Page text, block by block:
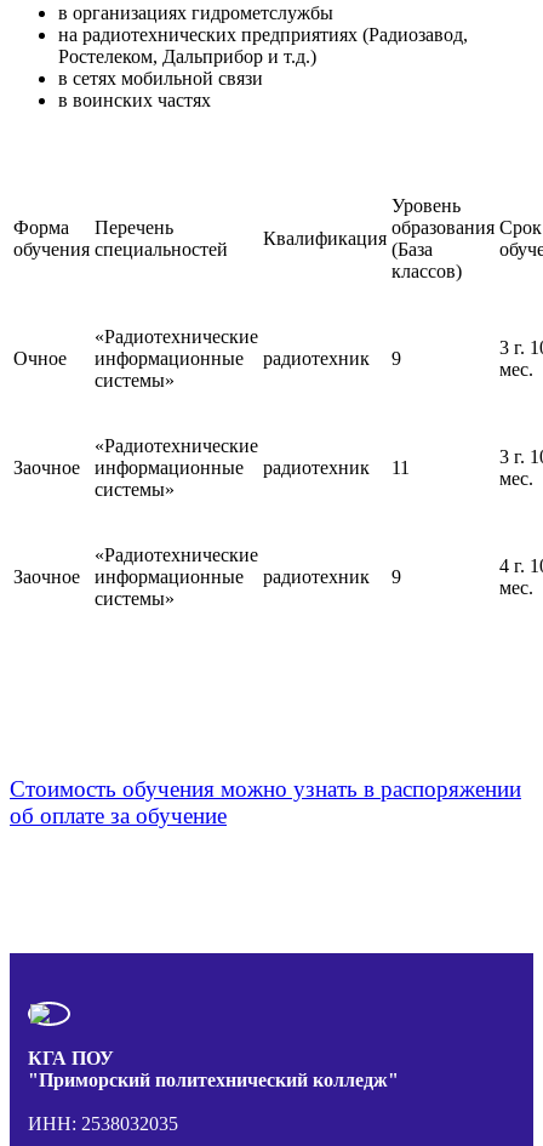
в организациях гидрометслужбы
на радиотехнических предприятиях (Радиозавод,
Ростелеком, Дальприбор и т.д.)
в сетях мобильной связи
в воинских частях
Форма
обучения
Перечень
специальностей
Квалификация
Уровень
образования
(База
классов)
Срок
Очное
«Радиотехнические
информационные
системы»
радиотехник 9
3 г.
мес.
Заочное
«Радиотехнические
информационные
системы»
радиотехник 11
3 г.
мес.
Заочное
«Радиотехнические
информационные
системы»
радиотехник 9
4 г.
мес.
Стоимость обучения можно узнать в распоряжении
об оплате за обучение
КГА ПОУ
"Приморский политехнический колледж"
ИНН: 2538032035